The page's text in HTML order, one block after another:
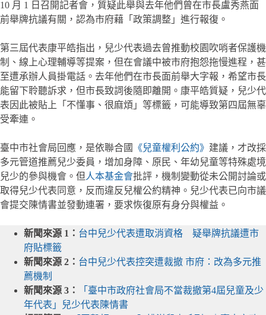
10 月 1 日召開記者會，質疑此舉與去年他們曾在市長盧秀燕面
前舉牌抗議有關，認為市府藉「政策調整」進行報復。
第三屆代表康平皓指出，兒少代表過去曾推動校園吹哨者保護機
制、線上心理輔導等提案，但在會議中被市府抱怨拖慢進程，甚
至遭承辦人員掛電話。去年他們在市長面前舉大字報，希望市長
能留下聆聽訴求，但市長致詞後隨即離開。康平皓質疑，兒少代
表因此被貼上「不懂事、很麻煩」等標籤，可能導致第四屆無辜
受牽連。
臺中市社會局回應，是依聯合國 《兒童權利公約》 建議，才改採
多元管道推薦兒少委員，增加身障、原民、年幼兒童等特殊處境
兒少的參與機會。但人本基金會批評，機制變動從未公開討論或
取得兒少代表同意，反而違反兒權公約精神。兒少代表已向市議
會提交陳情書並發動連署，要求恢復原有身分與權益。
新聞來源 1： 台中兒少代表遭取消資格 疑舉牌抗議遭市
府貼標籤
新聞來源 2： 台中兒少代表控突遭裁撤 市府：改為多元推
薦機制
新聞來源 3：
「臺中市政府社會局不當裁撤第4屆兒童及少
年代表」兒少代表陳情書